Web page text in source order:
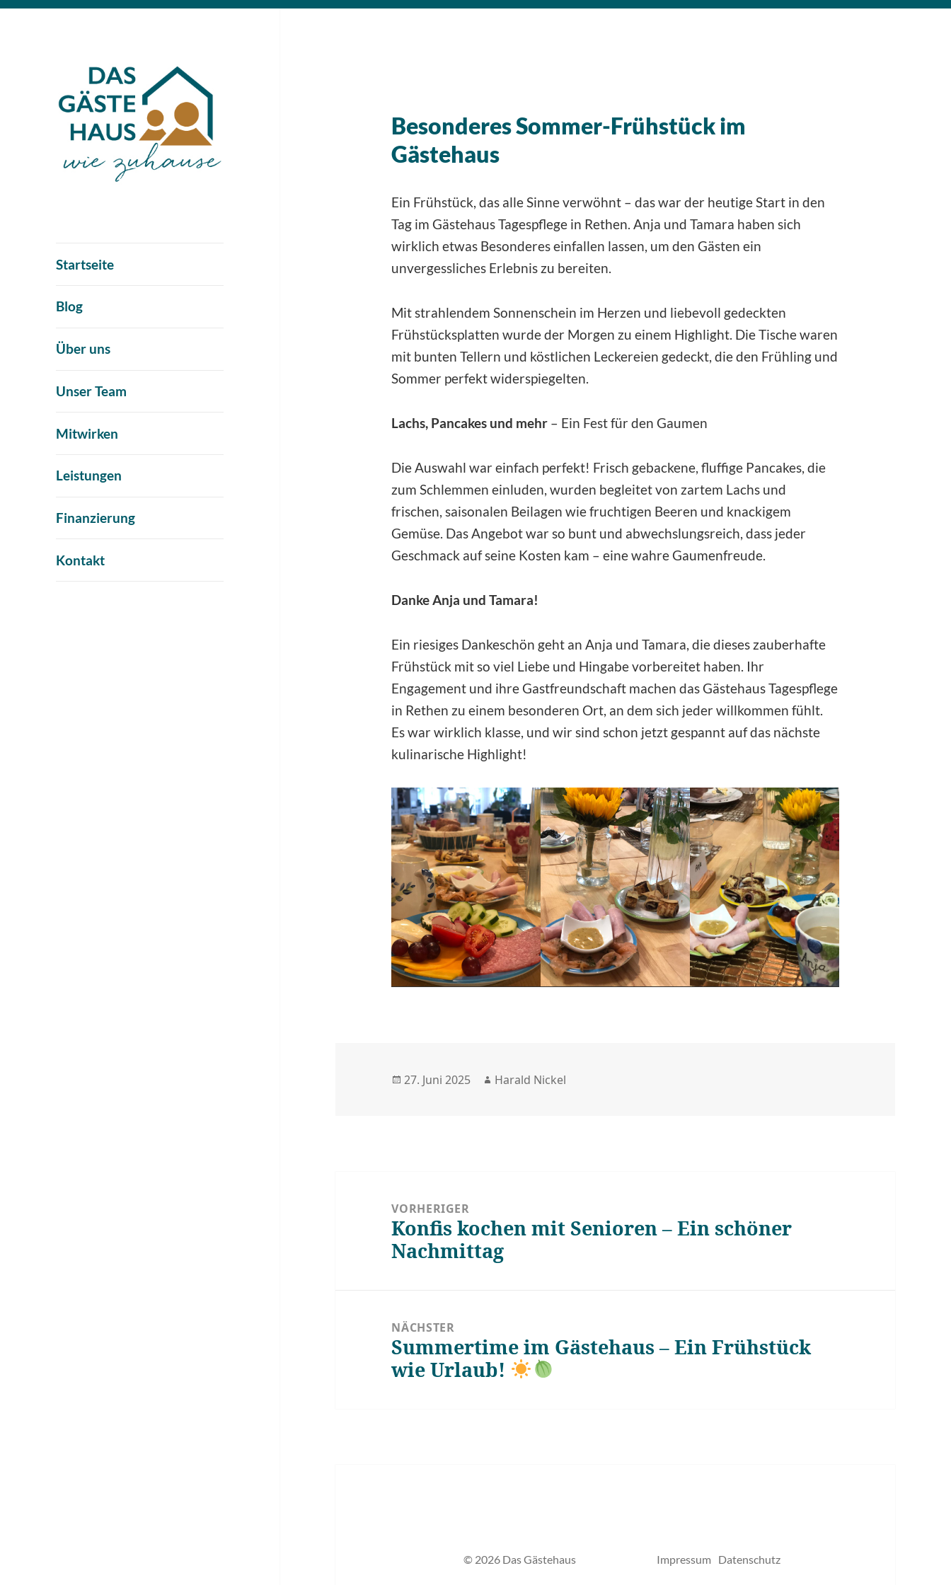
Startseite
Blog
Über uns
Unser Team
Mitwirken
Leistungen
Finanzierung
Kontakt
Besonderes Sommer-Frühstück im
Gästehaus
Ein Frühstück, das alle Sinne verwöhnt – das war der heutige Start in den
Tag im Gästehaus Tagespflege in Rethen. Anja und Tamara haben sich
wirklich etwas Besonderes einfallen lassen, um den Gästen ein
unvergessliches Erlebnis zu bereiten.
Mit strahlendem Sonnenschein im Herzen und liebevoll gedeckten
Frühstücksplatten wurde der Morgen zu einem Highlight. Die Tische waren
mit bunten Tellern und köstlichen Leckereien gedeckt, die den Frühling und
Sommer perfekt widerspiegelten.
Lachs, Pancakes und mehr – Ein Fest für den Gaumen
Die Auswahl war einfach perfekt! Frisch gebackene, fluffige Pancakes, die
zum Schlemmen einluden, wurden begleitet von zartem Lachs und
frischen, saisonalen Beilagen wie fruchtigen Beeren und knackigem
Gemüse. Das Angebot war so bunt und abwechslungsreich, dass jeder
Geschmack auf seine Kosten kam – eine wahre Gaumenfreude.
Danke Anja und Tamara!
Ein riesiges Dankeschön geht an Anja und Tamara, die dieses zauberhafte
Frühstück mit so viel Liebe und Hingabe vorbereitet haben. Ihr
Engagement und ihre Gastfreundschaft machen das Gästehaus Tagespflege
in Rethen zu einem besonderen Ort, an dem sich jeder willkommen fühlt.
Es war wirklich klasse, und wir sind schon jetzt gespannt auf das nächste
kulinarische Highlight!
Veröffentlicht
27. Juni 2025 Autor
Harald Nickel
VORHERIGER
Vorheriger
Beitrag:
Konfis kochen mit Senioren – Ein schöner
Nachmittag
NÄCHSTER
Nächster
Beitrag:
Summertime im Gästehaus – Ein Frühstück
wie Urlaub!
Impressum Datenschutz
© 2026 Das Gästehaus